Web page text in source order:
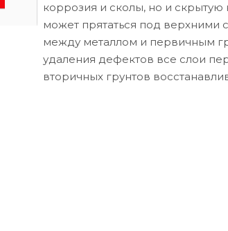
коррозия и сколы, но и скрытую
может прятаться под верхними
между металлом и первичным
удаления дефектов все слои
вторичных грунтов